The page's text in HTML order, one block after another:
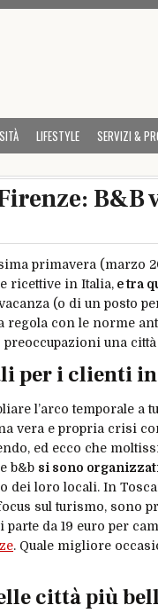
LIFESTYLE SERVIZI &
B&B
primavera (marzo
ricettive in Italia, e tra
(o di un posto
regola con le norme
una
per i clienti
l’arco temporale a
vera e propria crisi
ed ecco che
b&b si sono
dei loro locali. In
sul turismo, sono
da 19 euro per
. Quale migliore
città più